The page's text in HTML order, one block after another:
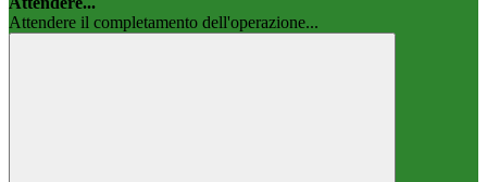
Attendere il completamento dell'operazione...